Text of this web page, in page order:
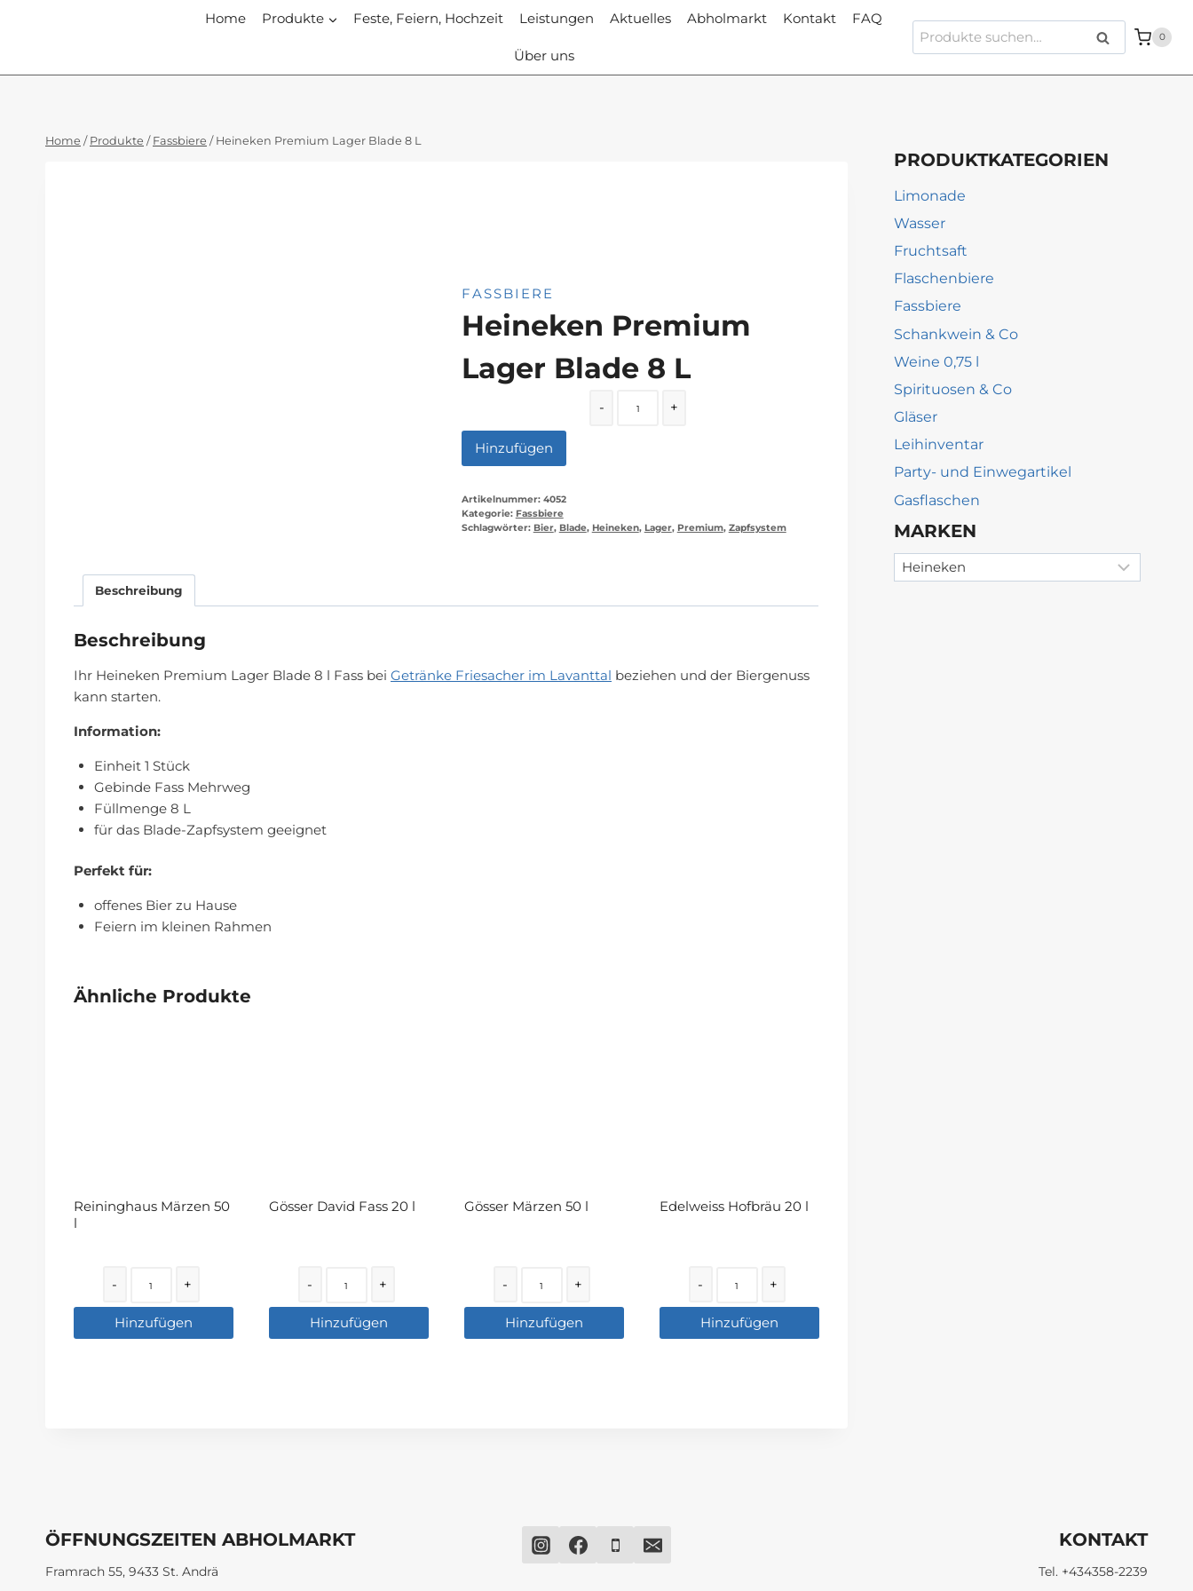
Home Produkte Feste, Feiern, Hochzeit Leistungen Aktuelles Abholmarkt Kontakt FAQ
Über uns
Suche
nach:
Suche 0
Home / Produkte / Fassbiere / Heineken Premium Lager Blade 8 L
FASSBIERE
Heineken Premium
Lager Blade 8 L
- +
Hinzufügen
Artikelnummer: 4052
Kategorie: Fassbiere
Schlagwörter: Bier, Blade, Heineken, Lager, Premium, Zapfsystem
Beschreibung
Beschreibung
Ihr Heineken Premium Lager Blade 8 l Fass bei Getränke Friesacher im Lavanttal beziehen und der Biergenuss
kann starten.
Information:
Einheit 1 Stück
Gebinde Fass Mehrweg
Füllmenge 8 L
für das Blade-Zapfsystem geeignet
Perfekt für:
offenes Bier zu Hause
Feiern im kleinen Rahmen
Ähnliche Produkte
Reininghaus Märzen 50
l
- +
Hinzufügen
Gösser David Fass 20 l
- +
Hinzufügen
Gösser Märzen 50 l
- +
Hinzufügen
Edelweiss Hofbräu 20 l
- +
Hinzufügen
PRODUKTKATEGORIEN
Limonade
Wasser
Fruchtsaft
Flaschenbiere
Fassbiere
Schankwein & Co
Weine 0,75 l
Spirituosen & Co
Gläser
Leihinventar
Party- und Einwegartikel
Gasflaschen
MARKEN
ÖFFNUNGSZEITEN ABHOLMARKT
Framrach 55, 9433 St. Andrä
KONTAKT
Tel. +434358-2239